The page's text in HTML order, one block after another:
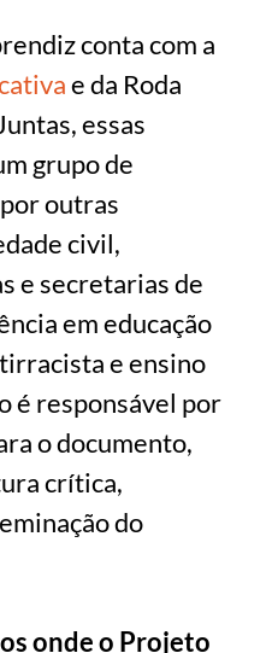
conta com a
e da Roda
essas
grupo de
outras
civil,
e secretarias de
em educação
e ensino
é responsável por
o documento,
crítica,
do
onde o Projeto